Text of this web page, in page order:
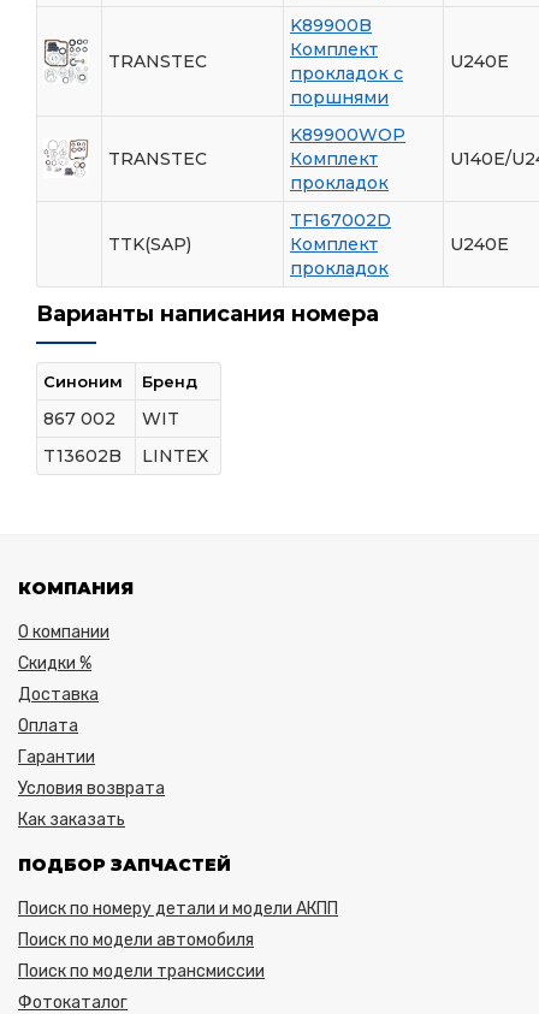
TRANSTEC
K89900B
Комплект
прокладок с
поршнями
U240E
TRANSTEC
K89900WOP
Комплект
прокладок
U140E/
TTK(SAP)
TF167002D
Комплект
прокладок
U240E
Варианты написания номера
Синоним Бренд
867 002
WIT
T13602B
LINTEX
КОМПАНИЯ
О компании
Скидки %
Доставка
Оплата
Гарантии
Условия возврата
Как заказать
ПОДБОР ЗАПЧАСТЕЙ
Поиск по номеру детали и модели АКПП
Поиск по модели автомобиля
Поиск по модели трансмиссии
Фотокаталог